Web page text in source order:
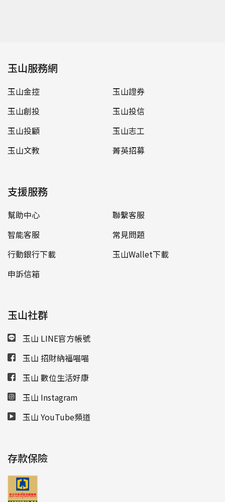
玉山服務網
玉山金控
玉山證券
玉山創投
玉山投信
玉山投顧
玉山志工
玉山文教
菁英招募
支援服務
幫助中心
聯繫客服
智能客服
常見問題
行動銀行下載
玉山Wallet下載
申訴信箱
玉山社群
玉山 LINE官方帳號
玉山 招財納福喵喵
玉山 數位生活好康
玉山 Instagram
玉山 YouTube頻道
存款保險